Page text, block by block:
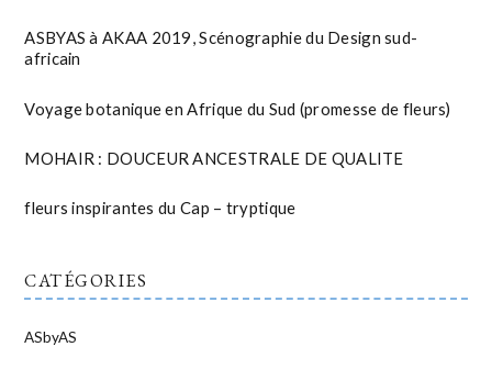
ASBYAS à AKAA 2019, Scénographie du Design sud-
africain
Voyage botanique en Afrique du Sud (promesse de fleurs)
MOHAIR : DOUCEUR ANCESTRALE DE QUALITE
fleurs inspirantes du Cap – tryptique
CATÉGORIES
ASbyAS